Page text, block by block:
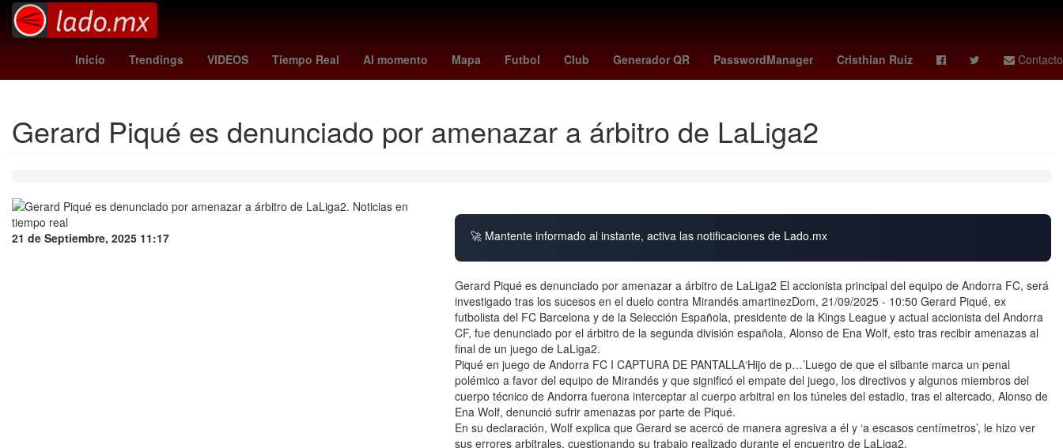
Inicio Trendings VIDEOS Tiempo Real Al momento Mapa Futbol Club Generador QR PasswordManager Cristhian Ruiz Contacto
artificial intelligence Ezra Miller Aguascalientes 27 de marzo Incendio Gobierno 2024 Argentina Rosario kenedy
Gerard Piqué es denunciado por amenazar a árbitro de LaLiga2
21 de Septiembre, 2025 11:17 🚀 Mantente informado al instante, activa las notificaciones de Lado.mx
Gerard Piqué es denunciado por amenazar a árbitro de LaLiga2 El accionista principal del equipo de Andorra FC, será
investigado tras los sucesos en el duelo contra Mirandés amartinezDom, 21/09/2025 - 10:50 Gerard Piqué, ex
futbolista del FC Barcelona y de la Selección Española, presidente de la Kings League y actual accionista del Andorra
CF, fue denunciado por el árbitro de la segunda división española, Alonso de Ena Wolf, esto tras recibir amenazas al
final de un juego de LaLiga2.
Piqué en juego de Andorra FC I CAPTURA DE PANTALLA‘Hijo de p…’Luego de que el silbante marca un penal
polémico a favor del equipo de Mirandés y que significó el empate del juego, los directivos y algunos miembros del
cuerpo técnico de Andorra fuerona interceptar al cuerpo arbitral en los túneles del estadio, tras el altercado, Alonso de
Ena Wolf, denunció sufrir amenazas por parte de Piqué.
En su declaración, Wolf explica que Gerard se acercó de manera agresiva a él y ‘a escasos centímetros’, le hizo ver
sus errores arbitrales, cuestionando su trabajo realizado durante el encuentro de LaLiga2.